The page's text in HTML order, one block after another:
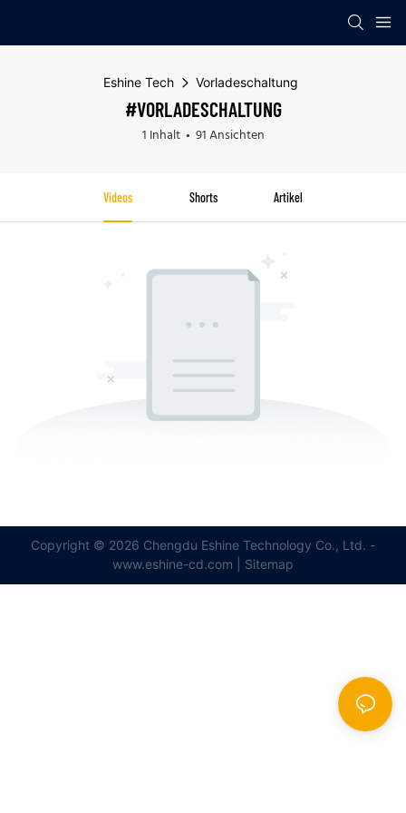
Eshine Tech Vorladeschaltung
#VORLADESCHALTUNG
1 Inhalt 91 Ansichten
Videos Shorts Artikel
Copyright © 2026 Chengdu Eshine Technology Co., Ltd. -
www.eshine-cd.com | Sitemap